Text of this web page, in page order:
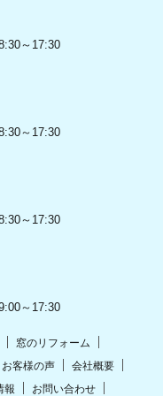
～17:30
～17:30
～17:30
～17:30
窓のリフォーム
客様の声 会社概要
報 お問い合わせ